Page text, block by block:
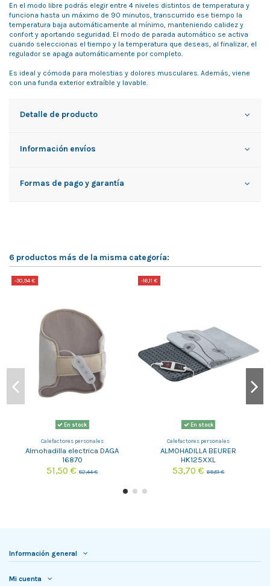
En el modo libre podrás elegir entre 4 niveles distintos de temperatura y
funciona hasta un máximo de 90 minutos, transcurrido ese tiempo la
temperatura baja automáticamente al mínimo, manteniendo calidez y
confort y aportando seguridad. El modo de parada automático se activa
cuando seleccionas el tiempo y la temperatura que deseas, al finalizar, el
regulador se apaga automáticamente por completo.
Es ideal y cómoda para molestias y dolores musculares. Además, viene
con una funda exterior extraíble y lavable.
Detalle de producto
Información envíos
Formas de pago y garantía
6 productos más de la misma categoría:
-30,94 €
En stock
Calefactores personales
Almohadilla electrica DAGA
16870
51,50 €82,44 €
-16,11 €
En stock
Calefactores personales
ALMOHADILLA BEURER
HK125XXL
53,70 €69,81 €
Información general
Mi cuenta